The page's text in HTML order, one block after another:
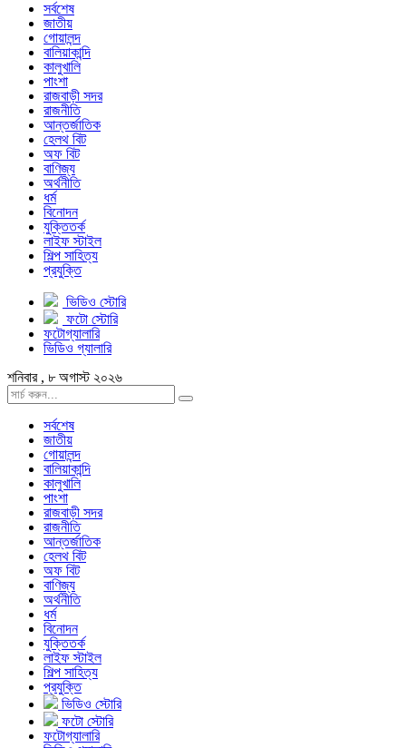
সর্বশেষ
জাতীয়
গোয়ালন্দ
বালিয়াকান্দি
কালুখালি
পাংশা
রাজবাড়ী সদর
রাজনীতি
আন্তর্জাতিক
হেলথ বিট
অফ বিট
বাণিজ্য
অর্থনীতি
ধর্ম
বিনোদন
যুক্তিতর্ক
লাইফ স্টাইল
শিল্প সাহিত্য
প্রযুক্তি
ভিডিও স্টোরি
ফটো স্টোরি
ফটোগ্যালারি
ভিডিও গ্যালারি
শনিবার , ৮ অগাস্ট ২০২৬
সর্বশেষ
জাতীয়
গোয়ালন্দ
বালিয়াকান্দি
কালুখালি
পাংশা
রাজবাড়ী সদর
রাজনীতি
আন্তর্জাতিক
হেলথ বিট
অফ বিট
বাণিজ্য
অর্থনীতি
ধর্ম
বিনোদন
যুক্তিতর্ক
লাইফ স্টাইল
শিল্প সাহিত্য
প্রযুক্তি
ভিডিও স্টোরি
ফটো স্টোরি
ফটোগ্যালারি